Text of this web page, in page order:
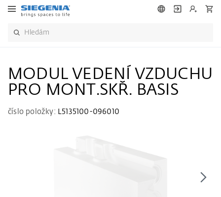
MODUL VEDENÍ VZDUCHU
PRO MONT.SKŘ. BASIS
číslo položky: L5135100-096010